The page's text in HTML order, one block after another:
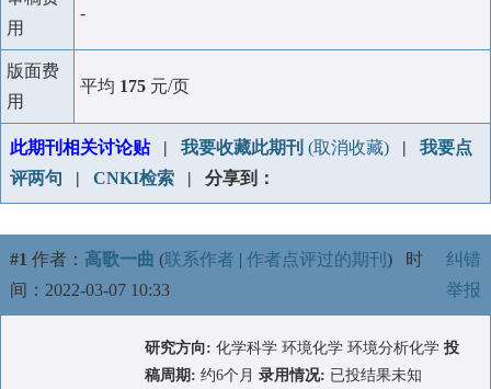
用
-
版面费
用
平均 175 元/页
此期刊相关讨论贴| 我要收藏此期刊 (取消收藏) | 我要点
评两句 | CNKI检索 | 分享到：
#1 作者： 高歌一曲 (联系作者 | 作者点评过的期刊 ) 时
间：2022-03-07 10:33
纠错
举报
研究方向: 化学科学 环境化学 环境分析化学 投
稿周期: 约6个月 录用情况: 已投结果未知